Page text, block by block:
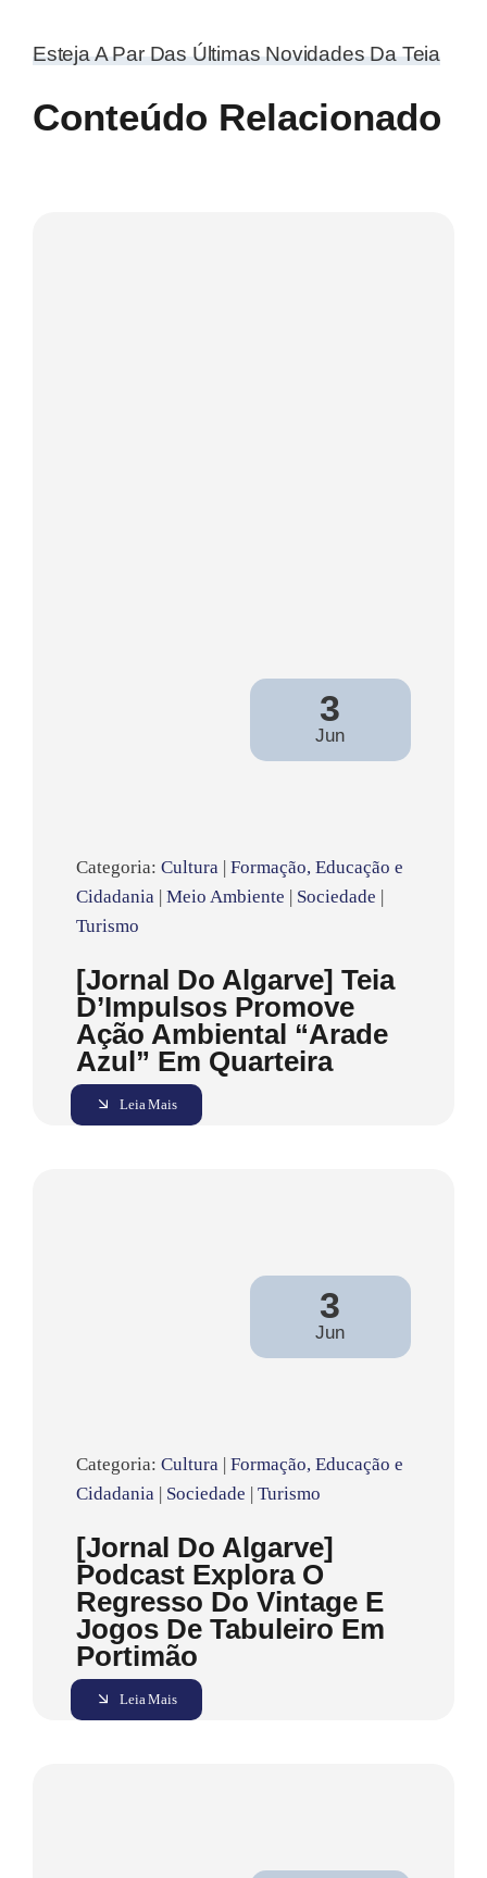
Esteja A Par Das Últimas Novidades Da Teia
Conteúdo Relacionado
3
Jun
Categoria: Cultura | Formação, Educação e
Cidadania | Meio Ambiente | Sociedade |
Turismo
[Jornal Do Algarve] Teia
D’Impulsos Promove
Ação Ambiental “Arade
Azul” Em Quarteira
Leia Mais
3
Jun
Categoria: Cultura | Formação, Educação e
Cidadania | Sociedade | Turismo
[Jornal Do Algarve]
Podcast Explora O
Regresso Do Vintage E
Jogos De Tabuleiro Em
Portimão
Leia Mais